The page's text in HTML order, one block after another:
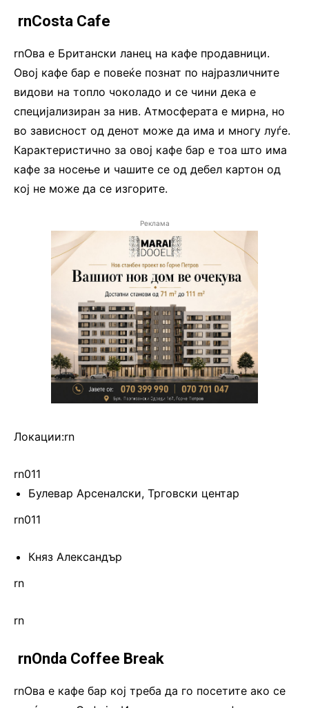
rnCosta Cafe
rnОва е Британски ланец на кафе продавници.
Овој кафе бар е повеќе познат по најразличните
видови на топло чоколадо и се чини дека е
специјализиран за нив. Атмосферата е мирна, но
во зависност од денот може да има и многу луѓе.
Карактеристично за овој кафе бар е тоа што има
кафе за носење и чашите се од дебел картон од
кој не може да се изгорите.
Реклама
Локации:rn
rn011
Булевар Арсеналски, Трговски центар
rn011
Княз Александър
rn
rn
rnOnda Coffee Brеаk
rnОва е кафе бар кој треба да го посетите ако се